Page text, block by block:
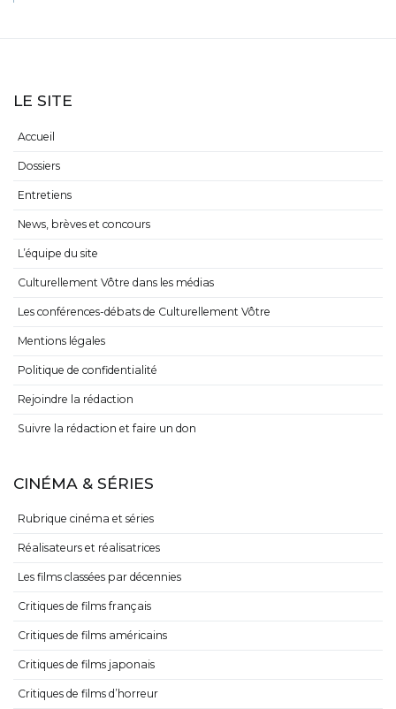
LE SITE
Accueil
Dossiers
Entretiens
News, brèves et concours
L’équipe du site
Culturellement Vôtre dans les médias
Les conférences-débats de Culturellement Vôtre
Mentions légales
Politique de confidentialité
Rejoindre la rédaction
Suivre la rédaction et faire un don
CINÉMA & SÉRIES
Rubrique cinéma et séries
Réalisateurs et réalisatrices
Les films classées par décennies
Critiques de films français
Critiques de films américains
Critiques de films japonais
Critiques de films d’horreur